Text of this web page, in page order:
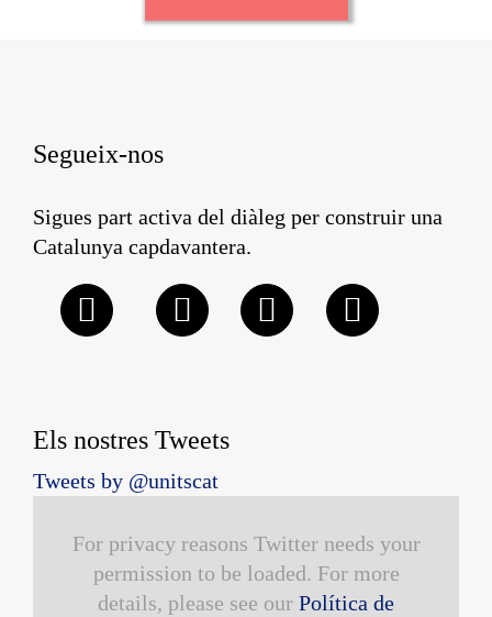
Segueix-nos
Sigues part activa del diàleg per construir una
Catalunya capdavantera.
Els nostres Tweets
Tweets by @unitscat
For privacy reasons Twitter needs your
permission to be loaded. For more
details, please see our Política de